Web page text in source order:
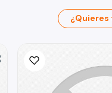
¿Quieres